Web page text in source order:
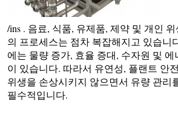
/ins . 음료, 식품, 유제품, 제약 및 개인
의 프로세스는 점차 복잡해지고 있습니
에는 물량 증가, 효율 증대, 수자원 및
이 있습니다. 따라서 유연성, 플랜트 안
위생을 손상시키지 않으면서 유량 관리
필수적입니다.